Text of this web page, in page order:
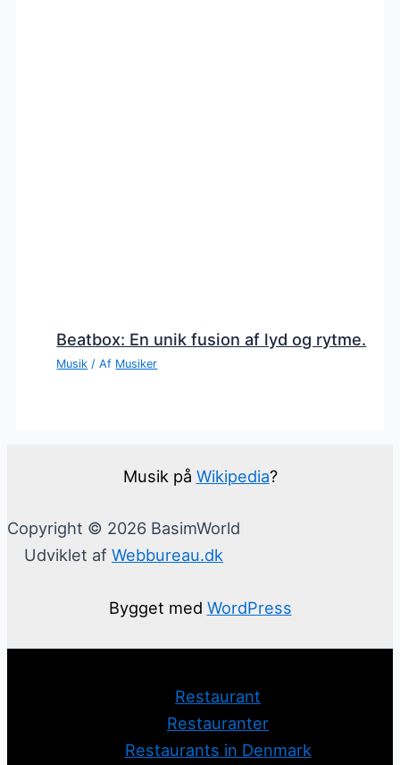
Beatbox: En unik fusion af lyd og rytme.
Musik / Af Musiker
Musik på Wikipedia?
Copyright © 2026 BasimWorld
Udviklet af Webbureau.dk
Bygget med WordPress
Restaurant
Restauranter
Restaurants in Denmark